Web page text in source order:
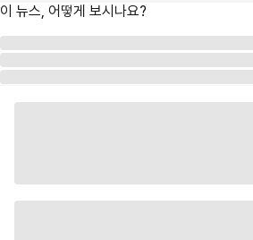
이 뉴스, 어떻게 보시나요?